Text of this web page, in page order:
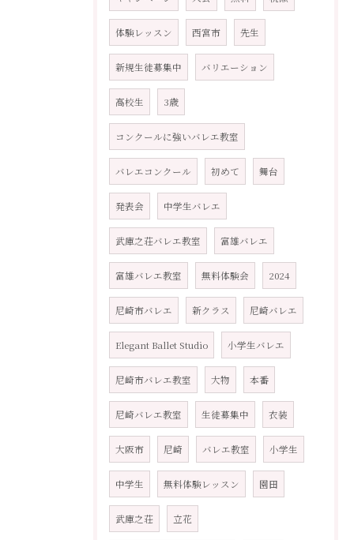
体験レッスン 西宮市 先生
新規生徒募集中 バリエーション
高校生 3歳
コンクールに強いバレエ教室
バレエコンクール 初めて 舞台
発表会 中学生バレエ
武庫之荘バレエ教室 富雄バレエ
富雄バレエ教室 無料体験会 2024
尼崎市バレエ 新クラス 尼崎バレエ
Elegant Ballet Studio 小学生バレエ
尼崎市バレエ教室 大物 本番
尼崎バレエ教室 生徒募集中 衣装
大阪市 尼崎 バレエ教室 小学生
中学生 無料体験レッスン 園田
武庫之荘 立花